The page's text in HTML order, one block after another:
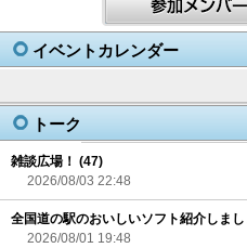
イベントカレンダー
トーク
雑談広場！ (47)
2026/08/03 22:48
全国道の駅のおいしいソフト紹介しま
2026/08/01 19:48